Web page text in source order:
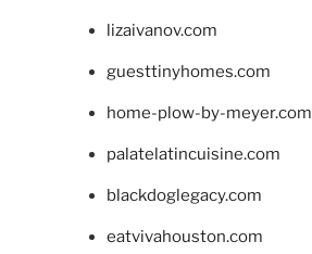
lizaivanov.com
guesttinyhomes.com
home-plow-by-meyer.com
palatelatincuisine.com
blackdoglegacy.com
eatvivahouston.com